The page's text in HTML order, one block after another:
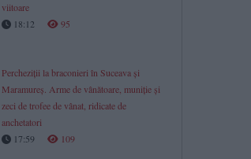
viitoare
18:12
95
Percheziții la braconieri în Suceava și
Maramureș. Arme de vânătoare, muniție și
zeci de trofee de vânat, ridicate de
anchetatori
17:59
109